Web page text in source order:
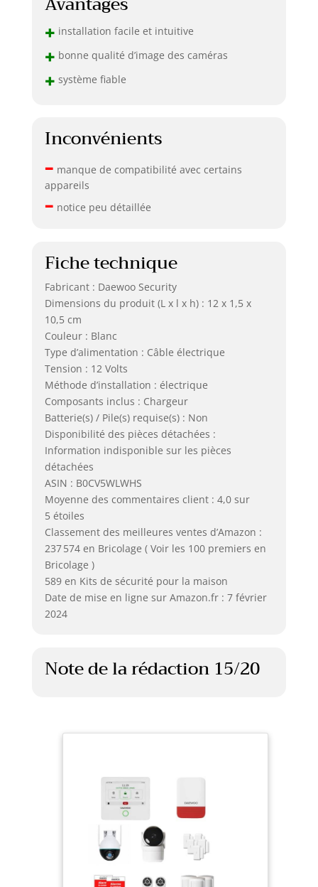
+ installation facile et intuitive
+ bonne qualité d’image des caméras
+ système fiable
Inconvénients
– manque de compatibilité avec certains
appareils
– notice peu détaillée
Fiche technique
Fabricant : Daewoo Security
Dimensions du produit (L x l x h) : 12 x 1,5 x
10,5 cm
Couleur : Blanc
Type d’alimentation : Câble électrique
Tension : 12 Volts
Méthode d’installation : électrique
Composants inclus : Chargeur
Batterie(s) / Pile(s) requise(s) : Non
Disponibilité des pièces détachées :
Information indisponible sur les pièces
détachées
ASIN : B0CV5WLWHS
Moyenne des commentaires client : 4,0 sur
5 étoiles
Classement des meilleures ventes d’Amazon :
237 574 en Bricolage ( Voir les 100 premiers en
Bricolage )
589 en Kits de sécurité pour la maison
Date de mise en ligne sur Amazon.fr : 7 février
2024
Note de la rédaction 15/20